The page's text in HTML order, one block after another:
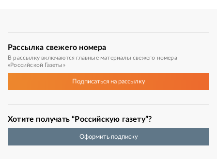
Рассылка свежего номера
В рассылку включаются главные материалы свежего номера
«Российской Газеты»
Подписатьсяна рассылку
Хотите получать “Российскую газету”?
Оформить подписку